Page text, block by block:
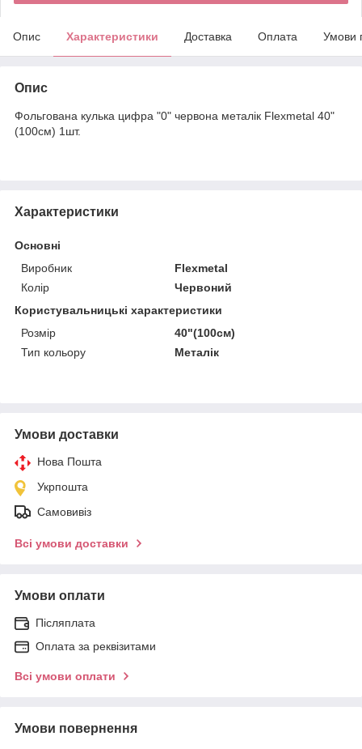
Опис Характеристики Доставка Оплата Умови
Опис
Фольгована кулька цифра "0" червона металік Flexmetal 40"
(100см) 1шт.
Характеристики
Основні
Виробник
Flexmetal
Колір
Червоний
Користувальницькі характеристики
Розмір
40"(100см)
Тип кольору
Металік
Умови доставки
Нова Пошта
Укрпошта
Самовивіз
Всі умови доставки
Умови оплати
Післяплата
Оплата за реквізитами
Всі умови оплати
Умови повернення